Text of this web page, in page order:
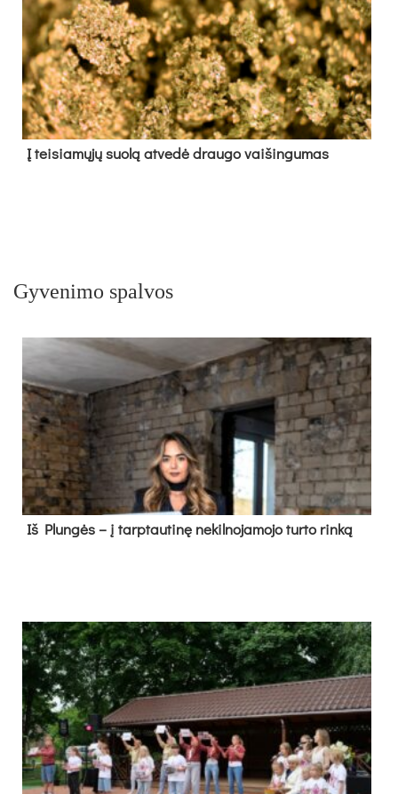
Į tei­sia­mų­jų suo­lą at­ve­dė drau­go vai­šin­gu­mas
Gyvenimo spalvos
Iš Plungės – į tarptautinę nekilnojamojo turto rinką